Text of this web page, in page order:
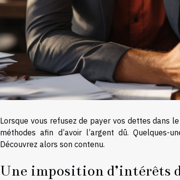
Lorsque vous refusez de payer vos dettes dans
méthodes afin d’avoir l’argent dû.
Découvrez alors son contenu.
Une imposition d’intérêts